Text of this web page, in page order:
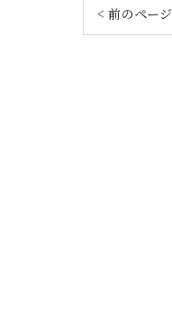
< 前のページ